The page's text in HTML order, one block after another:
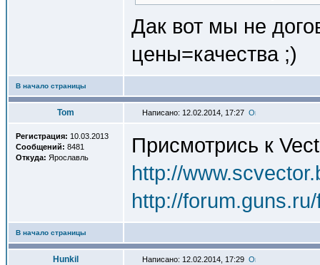
Дак вот мы не
цены=качества ;)
В начало страницы
Tom Написано: 12.02.2014, 17:27
Регистрация: 10.03.2013
Сообщений: 8481
Откуда: Ярославль
Присмотрись к
http://
http://
В начало страницы
Hunkil Написано: 12.02.2014, 17:29